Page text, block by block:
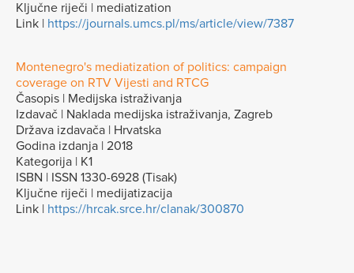
Ključne riječi | mediatization
Link | https://journals.umcs.pl/ms/article/view/7387
Montenegro's mediatization of politics: campaign
coverage on RTV Vijesti and RTCG
Časopis | Medijska istraživanja
Izdavač | Naklada medijska istraživanja, Zagreb
Država izdavača | Hrvatska
Godina izdanja | 2018
Kategorija | K1
ISBN | ISSN 1330-6928 (Tisak)
Ključne riječi | medijatizacija
Link | https://hrcak.srce.hr/clanak/300870